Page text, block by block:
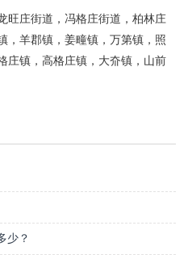
旺庄街道，冯格庄街道，柏林庄
，羊郡镇，姜疃镇，万第镇，照
庄镇，高格庄镇，大夼镇，山前
少？